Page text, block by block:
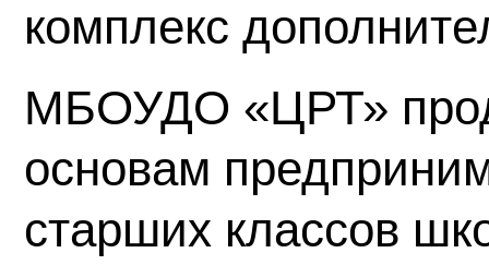
комплекс
МБОУДО «ЦРТ»
основам
старших классов